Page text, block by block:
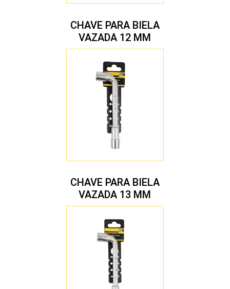
CHAVE PARA BIELA
VAZADA 12 MM
CHAVE PARA BIELA
VAZADA 13 MM